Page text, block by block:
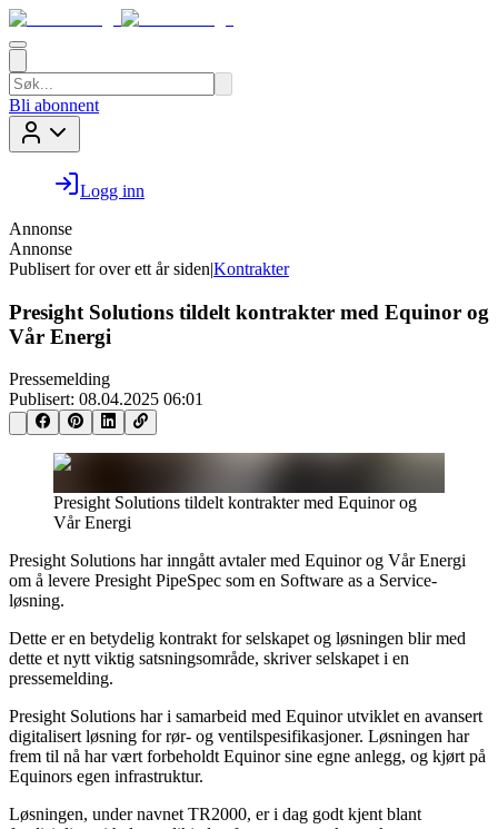
Bli abonnent
Logg inn
Annonse
Annonse
Publisert for over ett år siden|Kontrakter
Presight Solutions tildelt kontrakter med Equinor og
Vår Energi
Pressemelding
Publisert: 08.04.2025 06:01
Presight Solutions tildelt kontrakter med Equinor og
Vår Energi
Presight Solutions har inngått avtaler med Equinor og Vår Energi
om å levere Presight PipeSpec som en Software as a Service-
løsning.
Dette er en betydelig kontrakt for selskapet og løsningen blir med
dette et nytt viktig satsningsområde, skriver selskapet i en
pressemelding.
Presight Solutions har i samarbeid med Equinor utviklet en avansert
digitalisert løsning for rør- og ventilspesifikasjoner. Løsningen har
frem til nå har vært forbeholdt Equinor sine egne anlegg, og kjørt på
Equinors egen infrastruktur.
Løsningen, under navnet TR2000, er i dag godt kjent blant